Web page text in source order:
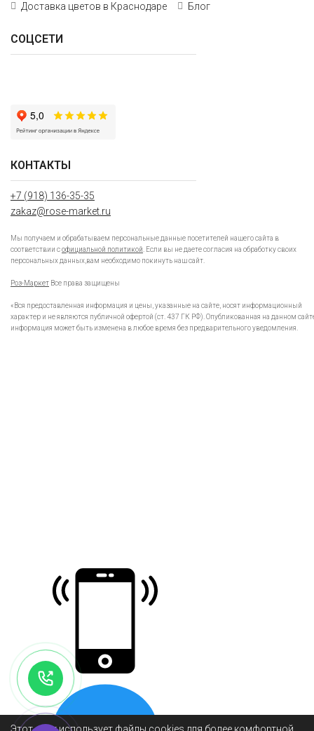
КОНТАКТЫ
+7 (918) 136-35-35
zakaz@rose-market.ru
Мы получаем и обрабатываем персональные данные посетителей нашего сайта в
соответствии софициальной политикой . Если вы не даете согласия на обработку своих
персональных данных,вам необходимо покинуть наш сайт.
Роз-Маркет Все права защищены
«Вся предоставленная информация и цены, указанные на сайте, носят информационный
характер и не являются публичной офертой (ст. 437 ГК РФ). Опубликованная на данном
информация может быть изменена в любое время без предварительного уведомления.
Доставка цветов в Краснодаре Блог
СОЦСЕТИ